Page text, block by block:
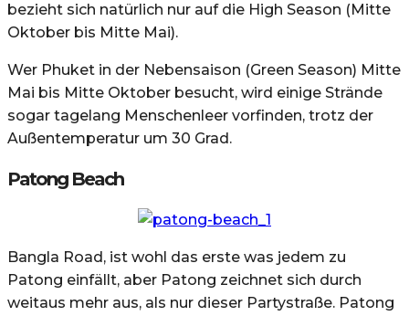
bezieht sich natürlich nur auf die High Season (Mitte
Oktober bis Mitte Mai).
Wer Phuket in der Nebensaison (Green Season) Mitte
Mai bis Mitte Oktober besucht, wird einige Strände
sogar tagelang Menschenleer vorfinden, trotz der
Außentemperatur um 30 Grad.
Patong Beach
Bangla Road, ist wohl das erste was jedem zu
Patong einfällt, aber Patong zeichnet sich durch
weitaus mehr aus, als nur dieser Partystraße. Patong